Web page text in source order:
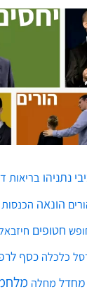
נתניהו בריאות
הונאה הכנסות
חטופים
כלכלה כסף
מחדל מחלה